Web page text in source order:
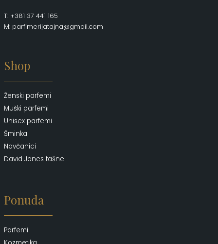
T: +381 37 441 165
M: parfimerijatajna@gmail.com
Shop
Ženski parfemi
Muški parfemi
Unisex parfemi
Šminka
Novčanici
David Jones tašne
Ponuda
Parfemi